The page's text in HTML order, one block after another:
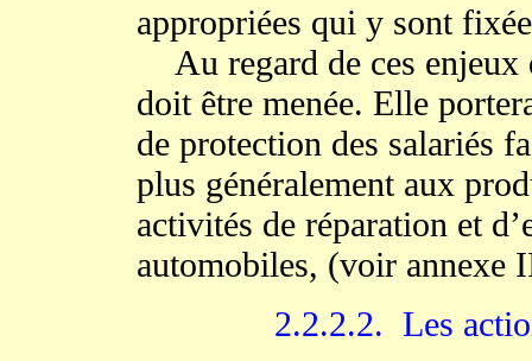
appropriées qui y sont
Au regard de ces enjeux
doit être menée. Elle
de protection des salariés
plus généralement aux
activités de réparation et
automobiles, (voir annexe
2.2.2.2. Les